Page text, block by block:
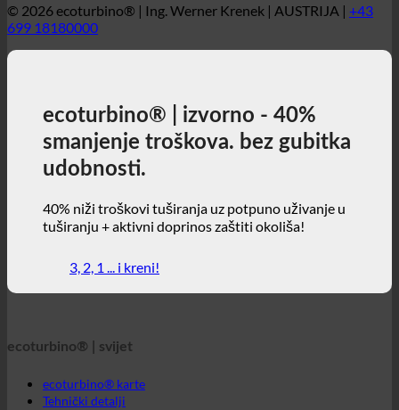
Svijet ecoturbino®
699 18180000
ecoturbino® | izvorno - 40%
smanjenje troškova. bez gubitka
udobnosti.
tuširanju + aktivni doprinos zaštiti okoliša!
ecoturbino® | svijet